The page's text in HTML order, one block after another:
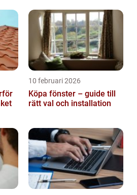
10 februari 2026
Köpa fönster – guide till
rätt val och installation